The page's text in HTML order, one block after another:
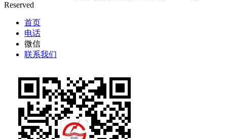
Reserved
首页
电话
微信
联系我们